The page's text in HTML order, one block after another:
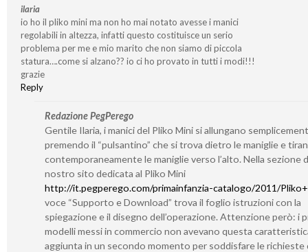
ilaria
io ho il pliko mini ma non ho mai notato avesse i manici
regolabili in altezza, infatti questo costituisce un serio
problema per me e mio marito che non siamo di piccola
statura….come si alzano?? io ci ho provato in tutti i modi!!!
grazie
Reply
Redazione PegPerego
Gentile Ilaria, i manici del Pliko Mini si allungano
premendo il “pulsantino” che si trova dietro le maniglie e
contemporaneamente le maniglie verso l’alto. Nella sezione
nostro sito dedicata al Pliko Mini
http://it.pegperego.com/primainfanzia-catalogo/2011/
voce “Supporto e Download” trova il foglio istruzioni con la
spiegazione e il disegno dell’operazione. Attenzione però: i
modelli messi in commercio non avevano questa
aggiunta in un secondo momento per soddisfare le richieste